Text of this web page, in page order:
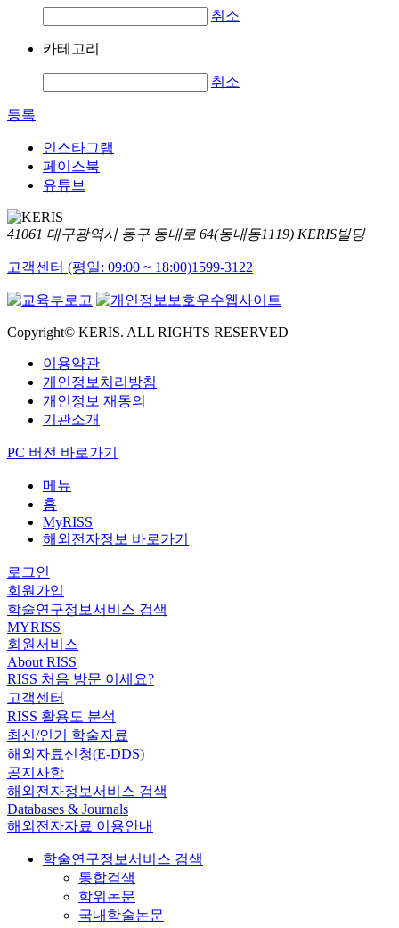
취소
카테고리
취소
등록
인스타그램
페이스북
유튜브
41061 대구광역시 동구 동내로 64(동내동1119) KERIS빌딩
고객센터 (평일: 09:00 ~ 18:00)1599-3122
Copyright© KERIS. ALL RIGHTS RESERVED
이용약관
개인정보처리방침
개인정보 재동의
기관소개
PC 버전 바로가기
메뉴
홈
MyRISS
해외전자정보 바로가기
로그인
회원가입
학술연구정보서비스 검색
MYRISS
회원서비스
About RISS
RISS 처음 방문 이세요?
고객센터
RISS 활용도 분석
최신/인기 학술자료
해외자료신청(E-DDS)
공지사항
해외전자정보서비스 검색
Databases & Journals
해외전자자료 이용안내
학술연구정보서비스 검색
통합검색
학위논문
국내학술논문